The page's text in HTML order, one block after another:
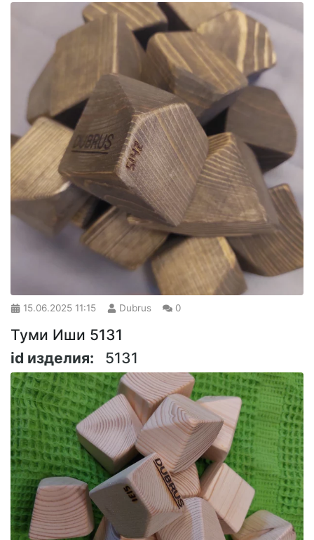
15.06.2025 11:15 Dubrus 0
Туми Иши 5131
id изделия:
5131